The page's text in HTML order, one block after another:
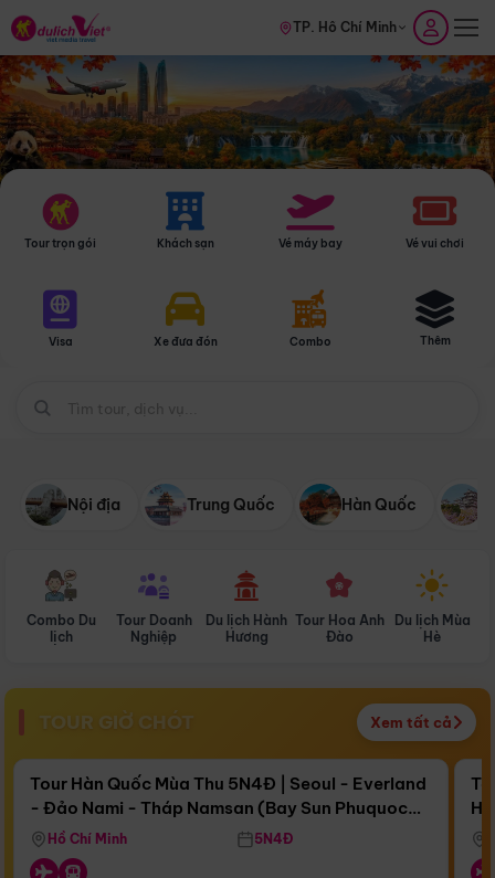
TP. Hồ Chí Minh
Tour trọn gói Khách sạn Vé máy bay Vé vui chơi
Visa Xe đưa đón Combo Thêm
Nội địa Trung Quốc Hàn Quốc
Combo Du
lịch
Tour Doanh
Nghiệp
Du lịch Hành
Hương
Tour Hoa Anh
Đào
Du lịch Mùa
Hè
TOUR GIỜ CHÓT Xem tất cả
Còn17 ngày 14:44:13
Bay Sun Phuquoc Airways
Điểm nổi bật
Tour Hàn Quốc Mùa Thu 5N4Đ | Seoul - Everland
- Đảo Nami - Tháp Namsan (Bay Sun Phuquoc
Airways)
Hồ Chí Minh 5N4Đ